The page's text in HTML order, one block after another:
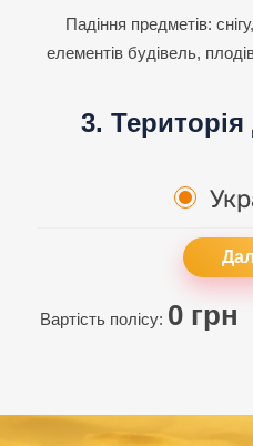
Падіння предметів:
елементів будівель,
3. Територія
Вартість полісу: 0 грн